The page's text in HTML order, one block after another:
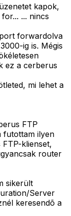
kapok,
... nincs
forwardolva
ig is. Mégis
ez a cerberus
mi lehet a
FTP
futottam ilyen
klienset,
router
sikerült
Server
keresendõ a